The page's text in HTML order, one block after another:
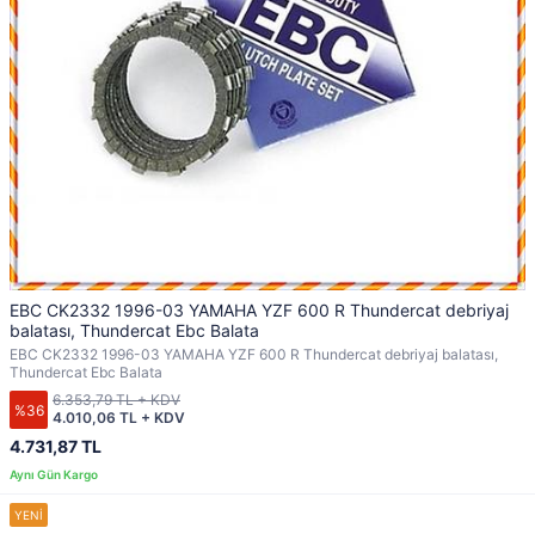
EBC CK2332 1996-03 YAMAHA YZF 600 R Thundercat debriyaj
balatası, Thundercat Ebc Balata
EBC CK2332 1996-03 YAMAHA YZF 600 R Thundercat debriyaj balatası,
Thundercat Ebc Balata
%36
4.731,87 TL
4.010,06 TL + KDV
6.353,79 TL + KDV